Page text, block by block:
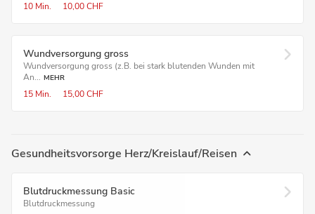
10 Min. 10,00 CHF
Wundver­sorgung gross
Wundversorgung gross (z.B. bei stark blutenden Wunden mit
An... MEHR
15 Min. 15,00 CHF
Gesundheitsvorsorge Herz/Kreislauf/Reisen
Blutdruck­messung Basic
Blutdruckmessung